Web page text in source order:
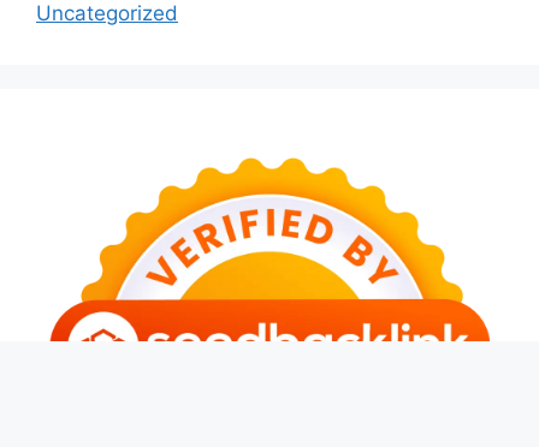
Uncategorized